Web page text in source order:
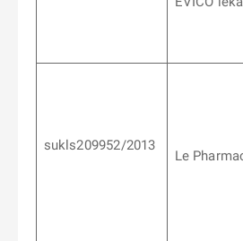
sukls209952/2013
Le